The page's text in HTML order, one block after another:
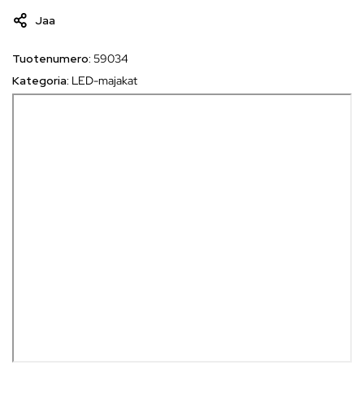
Jaa
Tuotenumero: 59034
Kategoria: LED-majakat